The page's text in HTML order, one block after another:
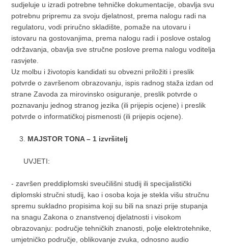
sudjeluje u izradi potrebne tehničke dokumentacije, obavlja svu
potrebnu pripremu za svoju djelatnost, prema nalogu radi na
regulatoru, vodi priručno skladište, pomaže na utovaru i
istovaru na gostovanjima, prema nalogu radi i poslove ostalog
održavanja, obavlja sve stručne poslove prema nalogu voditelja
rasvjete.
Uz molbu i životopis kandidati su obvezni priložiti i preslik
potvrde o završenom obrazovanju, ispis radnog staža izdan od
strane Zavoda za mirovinsko osiguranje, preslik potvrde o
poznavanju jednog stranog jezika (ili prijepis ocjene) i preslik
potvrde o informatičkoj pismenosti (ili prijepis ocjene).
MAJSTOR TONA – 1 izvršitelj
UVJETI:
- završen preddiplomski sveučilišni studij ili specijalistički
diplomski stručni studij, kao i osoba koja je stekla višu stručnu
spremu sukladno propisima koji su bili na snazi prije stupanja
na snagu Zakona o znanstvenoj djelatnosti i visokom
obrazovanju: područje tehničkih znanosti, polje elektrotehnike,
umjetničko područje, oblikovanje zvuka, odnosno audio